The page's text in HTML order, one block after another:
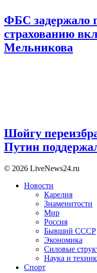
ФБС задержало
страхованию
Мельникова
Шойгу
Путин
© 2026 LiveNews24.ru
Новости
Карелия
Знаменитости
Мир
Россия
Бывший СССР
Экономика
Силовые
Наука и
Спорт